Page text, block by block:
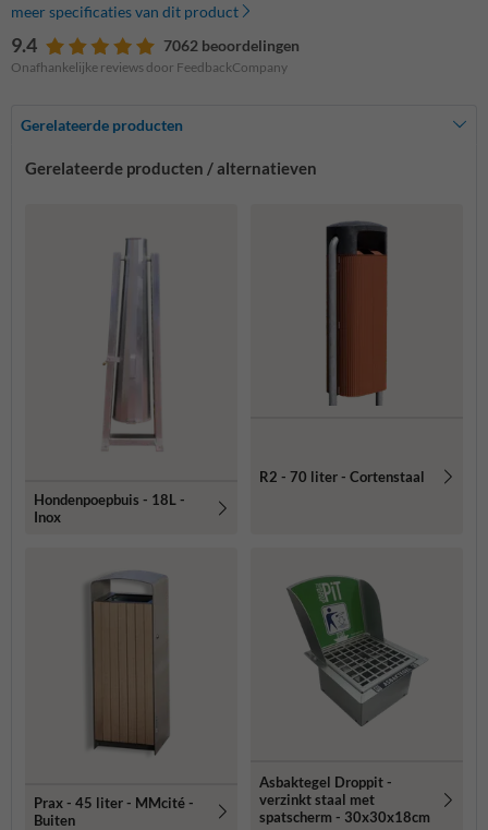
meer specificaties van dit product
9.4 7062 beoordelingen
Onafhankelijke reviews door FeedbackCompany
Gerelateerde producten
Gerelateerde producten / alternatieven
Hondenpoepbuis - 18L -
Inox
R2 - 70 liter - Cortenstaal
Prax - 45 liter - MMcité -
Buiten
Asbaktegel Droppit -
verzinkt staal met
spatscherm - 30x30x18cm